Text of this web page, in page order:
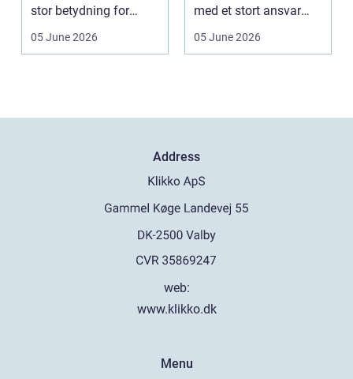
stor betydning for
05 June 2026
med et stort ansvar
05 June 2026
Address
web:
www.klikko.dk
Menu